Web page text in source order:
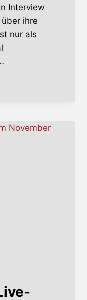
Interview
ihre
nur als